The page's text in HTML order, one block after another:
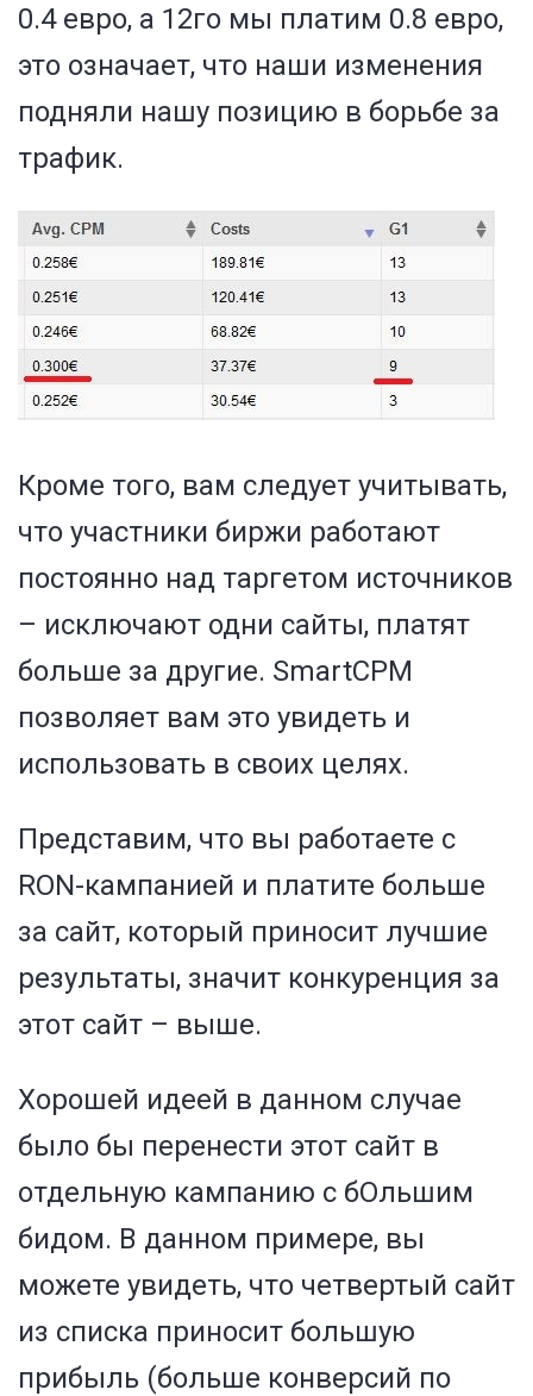
0.4 евро, а 12го мы платим 0.8 евро,
это означает, что наши изменения
подняли нашу позицию в борьбе за
трафик.
Кроме того, вам следует учитывать,
что участники биржи работают
постоянно над таргетом источников
– исключают одни сайты, платят
больше за другие. SmartCPM
позволяет вам это увидеть и
использовать в своих целях.
Представим, что вы работаете с
RON-кампанией и платите больше
за сайт, который приносит лучшие
результаты, значит конкуренция за
этот сайт – выше.
Хорошей идеей в данном случае
было бы перенести этот сайт в
отдельную кампанию с бОльшим
бидом. В данном примере, вы
можете увидеть, что четвертый сайт
из списка приносит большую
прибыль (больше конверсий по